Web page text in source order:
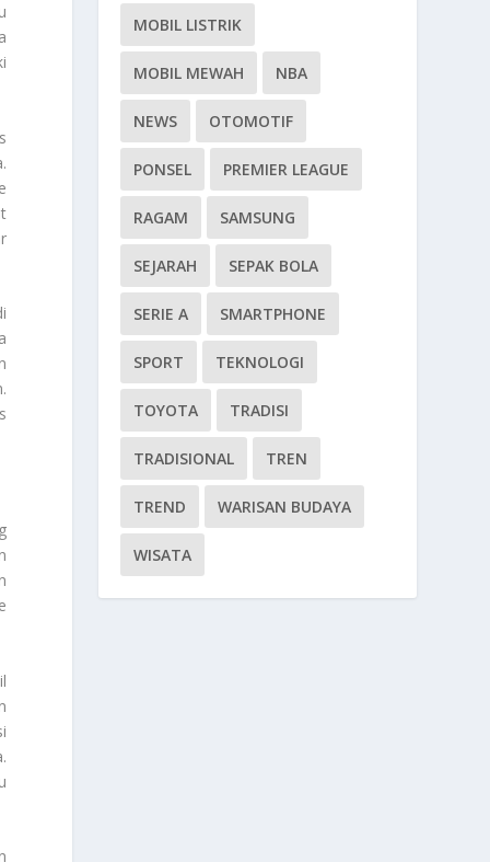
MOBIL LISTRIK
MOBIL MEWAH NBA
NEWS OTOMOTIF
PONSEL PREMIER LEAGUE
RAGAM SAMSUNG
SEJARAH SEPAK BOLA
SERIE A SMARTPHONE
SPORT TEKNOLOGI
TOYOTA TRADISI
TRADISIONAL TREN
TREND WARISAN BUDAYA
WISATA